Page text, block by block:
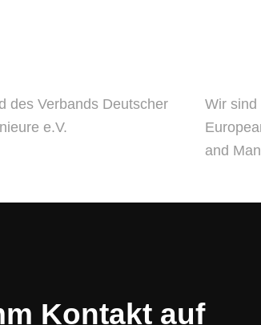
des Verbands Deutscher
e.V.
Wir sind
and
Kontakt auf